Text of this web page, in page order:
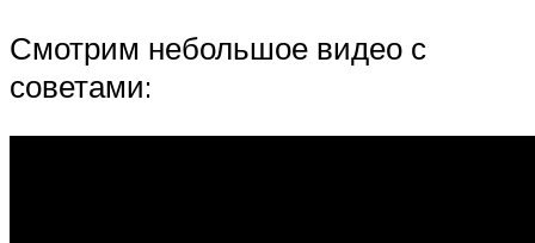
Смотрим небольшое видео с
советами: